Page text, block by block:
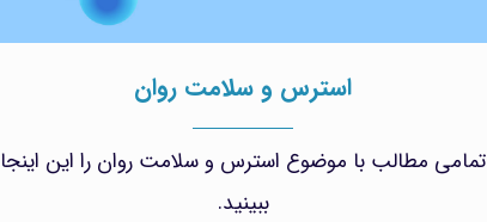
استرس و سلامت روان
تمامی مطالب با موضوع استرس و سلامت روان را این اینجا
ببینید.